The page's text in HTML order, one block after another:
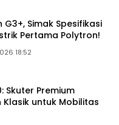
Simak Spesifikasi
Pertama Polytron!
18:52
Skuter Premium
untuk Mobilitas